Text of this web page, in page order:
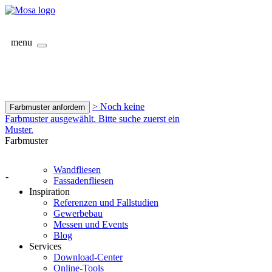
menu
Farbmuster anfordern
> Noch keine
Farbmuster ausgewählt. Bitte suche zuerst ein
Muster.
Farbmuster
-
Wandfliesen
Fassadenfliesen
Inspiration
Referenzen und Fallstudien
Gewerbebau
Messen und Events
Blog
Services
Download-Center
Online-Tools